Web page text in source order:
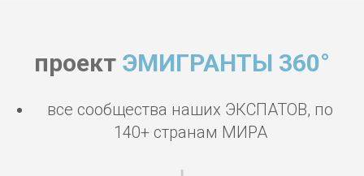
проект ЭМИГРАНТЫ 360°
все сообщества наших ЭКСПАТОВ, по
140+ странам МИРА